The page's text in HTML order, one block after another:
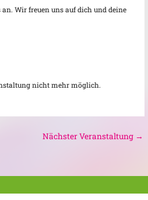
Wir freuen uns auf dich und deine
nicht mehr möglich.
Nächster Veranstaltung →